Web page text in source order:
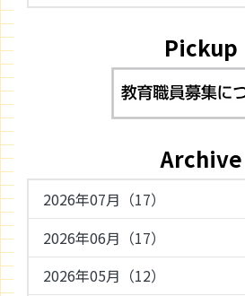
Pickup
Archive
2026年07月（17）
2026年06月（17）
2026年05月（12）